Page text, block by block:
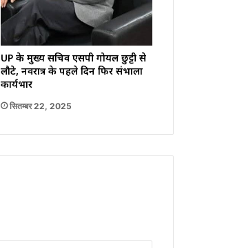
UP के मुख्य सचिव एसपी गोयल छुट्टी से
लौटे, नवरात्र के पहले दिन फिर संभाला
कार्यभार
सितम्बर 22, 2025